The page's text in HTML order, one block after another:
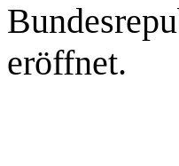
eröffnet.